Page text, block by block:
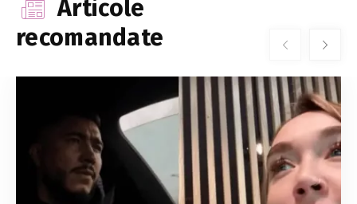
Articole
recomandate